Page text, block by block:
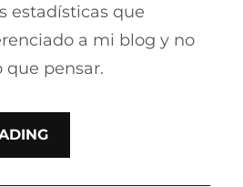
estadísticas que
a mi blog y no
pensar.